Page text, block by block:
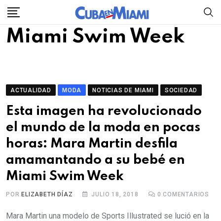
Skip
content
Miami Swim Week
ACTUALIDAD MODA NOTICIAS DE MIAMI SOCIEDAD
Esta imagen ha revolucionado
el mundo de la moda en pocas
horas: Mara Martin desfila
amamantando a su bebé en
Miami Swim Week
POR ELIZABETH DÍAZ JULIO 18, 2018 0 COMENTARIOS
Mara Martin una modelo de Sports Illustrated se lució en la